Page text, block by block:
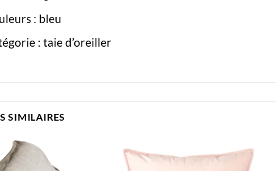
: bleu
: taie d’oreiller
SIMILAIRES